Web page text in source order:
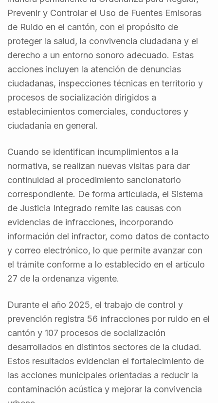
Prevenir y Controlar el Uso de Fuentes Emisoras
de Ruido en el cantón, con el propósito de
proteger la salud, la convivencia ciudadana y el
derecho a un entorno sonoro adecuado. Estas
acciones incluyen la atención de denuncias
ciudadanas, inspecciones técnicas en territorio y
procesos de socialización dirigidos a
establecimientos comerciales, conductores y
ciudadanía en general.
Cuando se identifican incumplimientos a la
normativa, se realizan nuevas visitas para dar
continuidad al procedimiento sancionatorio
correspondiente. De forma articulada, el Sistema
de Justicia Integrado remite las causas con
evidencias de infracciones, incorporando
información del infractor, como datos de contacto
y correo electrónico, lo que permite avanzar con
el trámite conforme a lo establecido en el artículo
27 de la ordenanza vigente.
Durante el año 2025, el trabajo de control y
prevención registra 56 infracciones por ruido en el
cantón y 107 procesos de socialización
desarrollados en distintos sectores de la ciudad.
Estos resultados evidencian el fortalecimiento de
las acciones municipales orientadas a reducir la
contaminación acústica y mejorar la convivencia